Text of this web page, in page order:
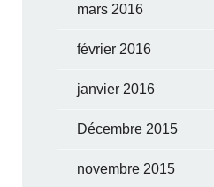
mars 2016
février 2016
janvier 2016
Décembre 2015
novembre 2015